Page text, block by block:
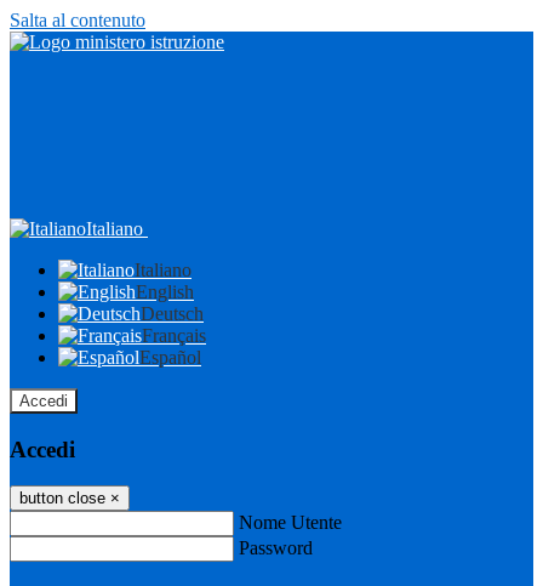
Salta al contenuto
Italiano
Italiano
English
Deutsch
Français
Español
Accedi
Accedi
button close ×
Nome Utente
Password